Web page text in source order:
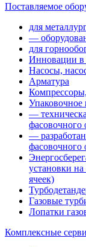
Поставляемое
для
—
для
Инновации в
Насосы,
Арматура
Упаковочное
—
фасовочного
—
фасовочного
установки
ячеек)
Газовые
Лопатки
Комплексные